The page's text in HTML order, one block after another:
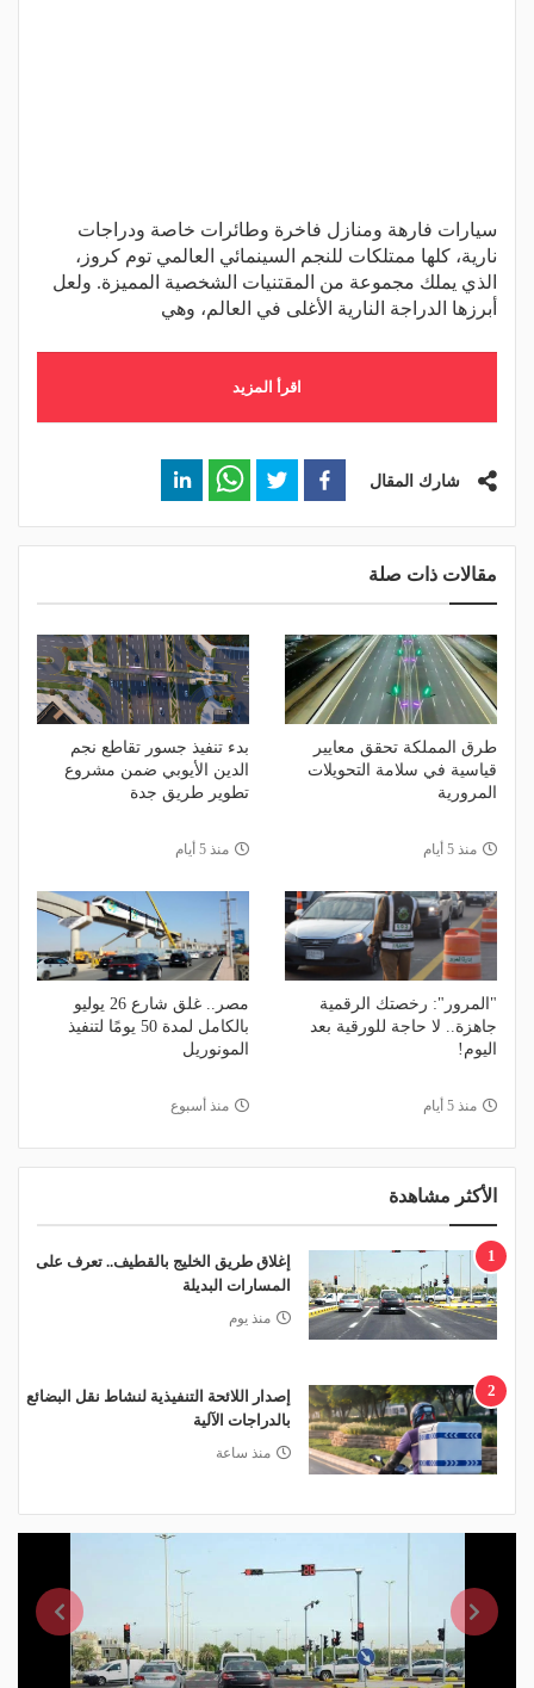
سيارات فارهة ومنازل فاخرة وطائرات خاصة ودراجات
نارية، كلها ممتلكات للنجم السينمائي العالمي توم كروز،
الذي يملك مجموعة من المقتنيات الشخصية المميزة. ولعل
أبرزها الدراجة النارية الأغلى في العالم، وهي
اقرأ المزيد
شارك المقال
مقالات ذات صلة
طرق المملكة تحقق معايير
قياسية في سلامة التحويلات
المرورية
منذ 5 أيام
بدء تنفيذ جسور تقاطع نجم
الدين الأيوبي ضمن مشروع
تطوير طريق جدة
منذ 5 أيام
"المرور": رخصتك الرقمية
جاهزة.. لا حاجة للورقية بعد
اليوم!
منذ 5 أيام
مصر.. غلق شارع 26 يوليو
بالكامل لمدة 50 يومًا لتنفيذ
المونوريل
منذ أسبوع
الأكثر مشاهدة
1
إغلاق طريق الخليج بالقطيف.. تعرف على
المسارات البديلة
منذ يوم
2
إصدار اللائحة التنفيذية لنشاط نقل البضائع
بالدراجات الآلية
منذ ساعة